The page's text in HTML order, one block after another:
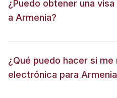
¿Puedo obtener una
a Armenia?
¿Qué puedo hacer si me
electrónica para